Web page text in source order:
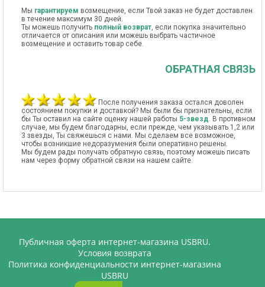
Мы гарантируем возмещение, если Твой заказ не будет доставлен
в течение максимум 30 дней.
Ты можешь получить полный возврат, если покупка значительно
отличается от описания или можешь выбрать частичное
возмещение и оставить товар себе.
ОБРАТНАЯ СВЯЗЬ
После получения заказа остался доволен
состоянием покупки и доставкой? Мы были бы признательны, если
бы Ты оставил на сайте оценку нашей работы 5-звезд. В противном
случае, мы будем благодарны, если прежде, чем указывать 1,2 или
3 звезды, Ты свяжешься с нами. Мы сделаем все возможное,
чтобы возникшие недоразумения были оперативно решены.
Мы будем рады получать обратную связь, поэтому можешь писать
нам через форму обратной связи на нашем сайте.
Публичная оферта интернет-магазина USBRU.
Условия возврата
Политика конфиденциальности интернет-магазина
USBRU